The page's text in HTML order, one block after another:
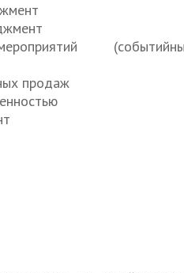
продаж